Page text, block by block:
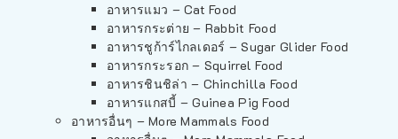
อาหารแมว – Cat Food
อาหารกระต่าย – Rabbit Food
อาหารชูก้าร์ไกลเดอร์ – Sugar Glider Food
อาหารกระรอก – Squirrel Food
อาหารชินชิล่า – Chinchilla Food
อาหารแกสบี้ – Guinea Pig Food
อาหารอื่นๆ – More Mammals Food